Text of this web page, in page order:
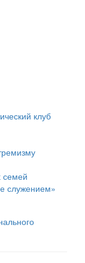
клуб
семей
служением»